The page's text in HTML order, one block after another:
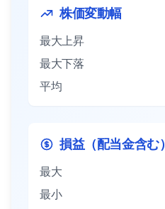
株価変動幅
最大上昇
最大下落
平均
損益（配当金含む）
最大
最小